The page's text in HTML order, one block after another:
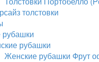
толстовки
рубашки
Женские рубашки Фрут